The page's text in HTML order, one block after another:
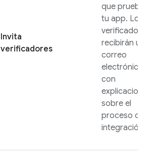
Invita
verificadores
que prueben
tu app. Los
verificadores
recibirán un
correo
electrónico
con
explicaciones
sobre el
proceso de
integración.